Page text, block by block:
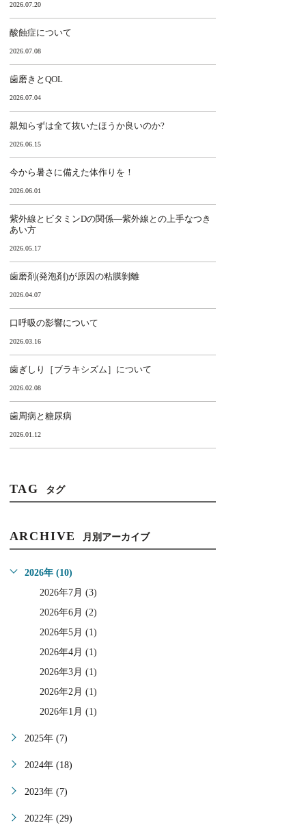
2026.07.20
酸蝕症について
2026.07.08
歯磨きとQOL
2026.07.04
親知らずは全て抜いたほうか良いのか?
2026.06.15
今から暑さに備えた体作りを！
2026.06.01
紫外線とビタミンDの関係―紫外線との上手なつき
あい方
2026.05.17
歯磨剤(発泡剤)が原因の粘膜剝離
2026.04.07
口呼吸の影響について
2026.03.16
歯ぎしり［ブラキシズム］について
2026.02.08
歯周病と糖尿病
2026.01.12
TAG タグ
ARCHIVE 月別アーカイブ
2026年 (10)
2026年7月 (3)
2026年6月 (2)
2026年5月 (1)
2026年4月 (1)
2026年3月 (1)
2026年2月 (1)
2026年1月 (1)
2025年 (7)
2024年 (18)
2023年 (7)
2022年 (29)